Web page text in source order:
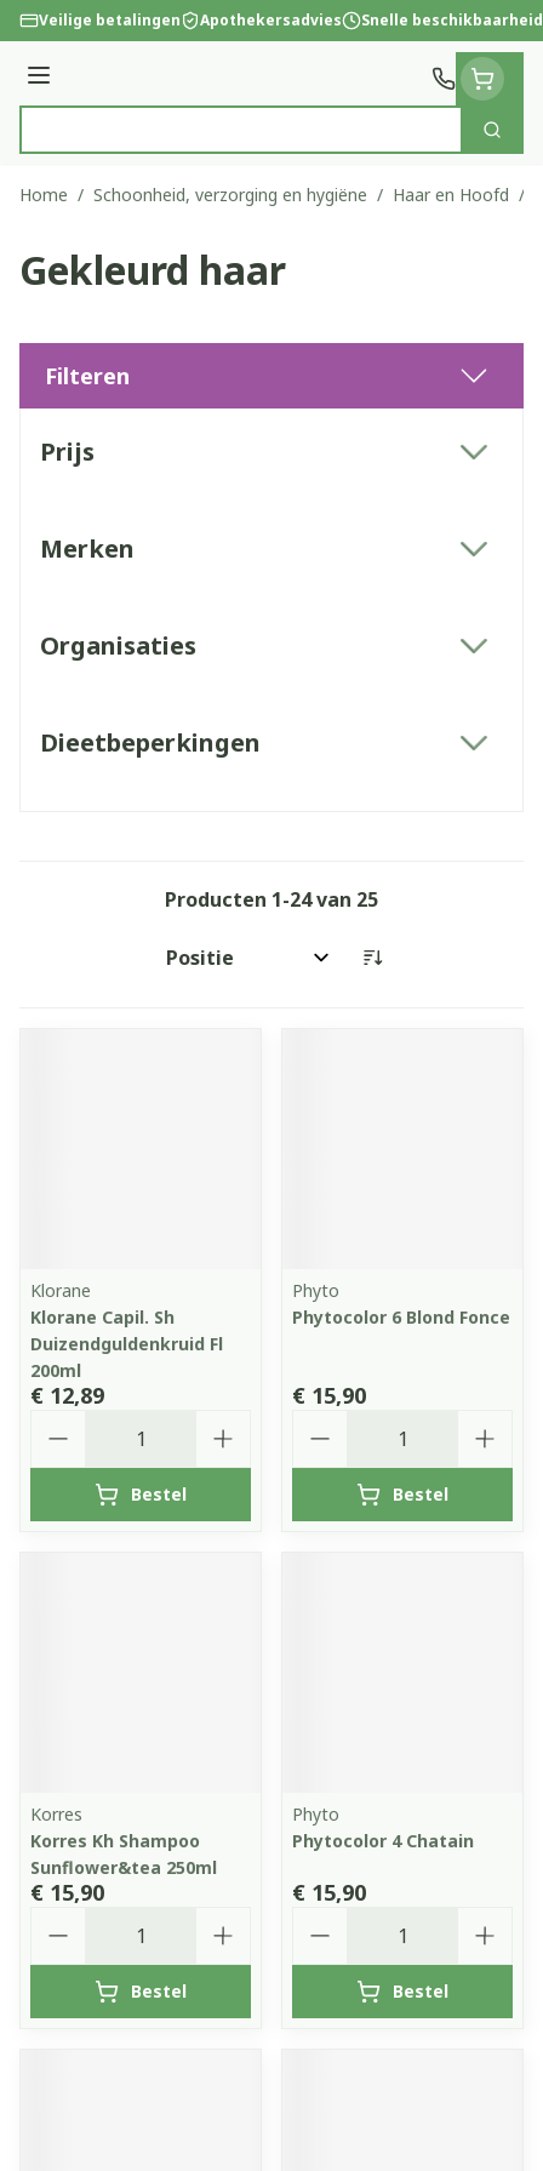
Ga naar de inhoud
Veilige betalingen Apothekersadvies Snelle beschikbaarheid
Menu
Zoek
Home / Schoonheid, verzorging en hygiëne / Haar en Hoofd /
Gekleurd haar
Filteren
Prijs
Merken
Organisaties
Dieetbeperkingen
Producten 1-24van 25
Sorteer op:
Klorane
Klorane Capil. Sh
Duizendguldenkruid Fl
200ml
€ 12,89
Bestel
Phyto
Phytocolor 6 Blond Fonce
€ 15,90
Bestel
Korres
Korres Kh Shampoo
Sunflower&tea 250ml
€ 15,90
Bestel
Phyto
Phytocolor 4 Chatain
€ 15,90
Bestel